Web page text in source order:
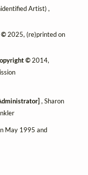
Artist) ,
© 2025, (re)printed on
© 2014,
, Sharon
May 1995 and